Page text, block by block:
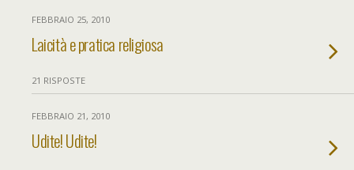
FEBBRAIO 25, 2010
Laicità e pratica religiosa
21 RISPOSTE
FEBBRAIO 21, 2010
Udite! Udite!